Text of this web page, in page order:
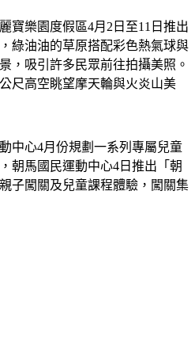
綠油油的草原搭配彩色熱氣球與
，吸引許多民眾前往拍攝美照。
尺高空眺望摩天輪與火炎山美
朝馬國民運動中心4日推出「朝
子闖關及兒童課程體驗，闖關集